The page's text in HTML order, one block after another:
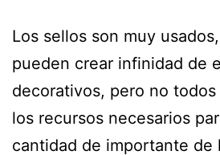
Los sellos son muy
pueden crear infinidad de
decorativos, pero no
los recursos necesarios
cantidad de importante de